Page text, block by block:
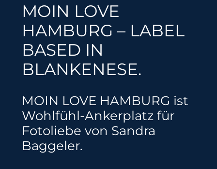
MOIN LOVE
HAMBURG – LABEL
BASED IN
BLANKENESE.
MOIN LOVE HAMBURG ist
Wohlfühl-Ankerplatz für
Fotoliebe von Sandra
Baggeler.